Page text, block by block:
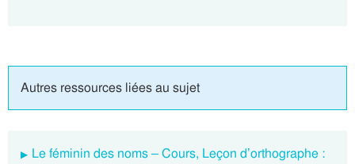
Autres ressources liées au sujet
Le féminin des noms – Cours, Leçon d’orthographe :